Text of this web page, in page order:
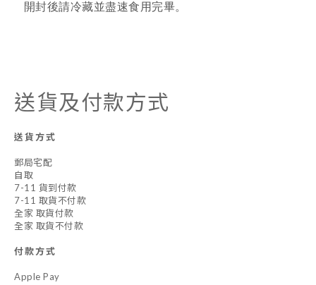
開封後請冷藏並盡速食用完畢。
送貨及付款方式
送貨方式
郵局宅配
自取
7-11 貨到付款
7-11 取貨不付款
全家 取貨付款
全家 取貨不付款
付款方式
Apple Pay